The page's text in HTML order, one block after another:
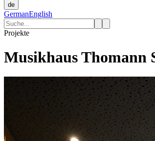
de
GermanEnglish
Projekte
Musikhaus Thomann